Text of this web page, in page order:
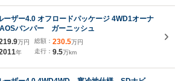
ーザー4.0 オフロードパッケージ 4WD1オーナ
バンパー ガーニッシュ
万円
年
総額： 230.5万円
走行： 9.5万km